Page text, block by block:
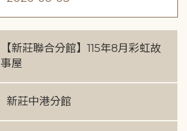
【新莊聯合分館】115年8月彩虹故
事屋
新莊中港分館